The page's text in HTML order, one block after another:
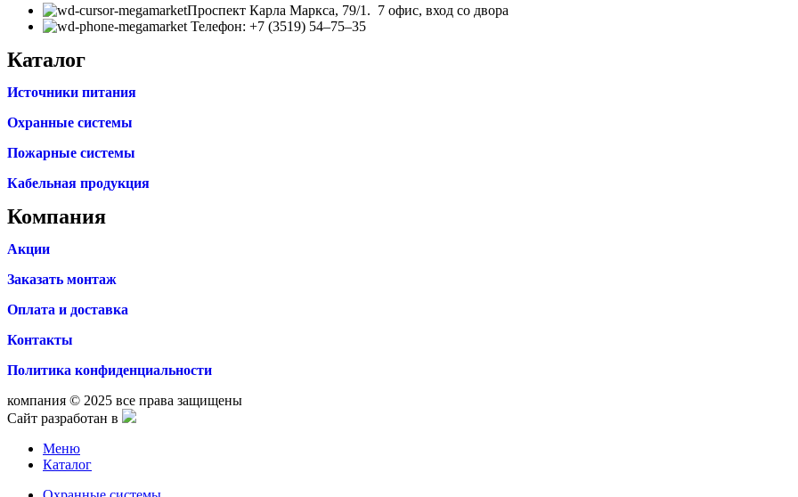
​Проспект Карла Маркса, 79/1. 7 офис, вход со двора
Телефон: +7 (3519) 54‒75‒35
Каталог
Источники питания
Охранные системы
Пожарные системы
Кабельная продукция
Компания
Акции
Заказать монтаж
Оплата и доставка
Контакты
Политика конфиденциальности
компания © 2025 все права защищены
Сайт разработан в
Меню
Каталог